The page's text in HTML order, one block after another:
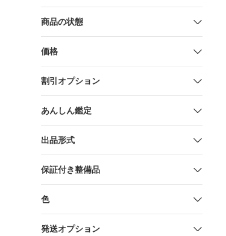
商品の状態
価格
割引オプション
あんしん鑑定
出品形式
保証付き整備品
色
発送オプション